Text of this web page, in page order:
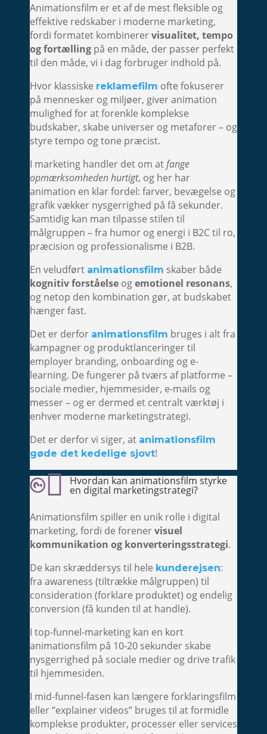
Animationsfilm er et af de mest fleksible og
effektive redskaber i moderne marketing,
fordi formatet kombinerervisualitet, tempo
og fortælling på en måde, der passer perfekt
til den måde, vi i dag forbruger indhold på.
Hvor klassiske reklamefilm ofte fokuserer
på mennesker og miljøer, giver animation
mulighed for at forenkle komplekse
budskaber, skabe universer og metaforer – og
styre tempo og tone præcist.
I marketing handler det om atfange
opmærksomheden hurtigt, og her har
animation en klar fordel: farver, bevægelse og
grafik vækker nysgerrighed på få sekunder.
Samtidig kan man tilpasse stilen til
målgruppen – fra humor og energi i B2C til ro,
præcision og professionalisme i B2B.
En veludført animationsfilm skaber både
kognitiv forståelse ogemotionel resonans,
og netop den kombination gør, at budskabet
hænger fast.
Det er derfor animationsfilm bruges i alt fra
kampagner og produktlanceringer til
employer branding, onboarding og e-
learning. De fungerer på tværs af platforme –
sociale medier, hjemmesider, e-mails og
messer – og er dermed et centralt værktøj i
enhver moderne marketingstrategi.
Det er derfor vi siger, at animationsfilm
gøde det kedelige sjovt!
 Hvordan kan animationsfilm styrke
en digital marketingstrategi?
Animationsfilm spiller en unik rolle i digital
marketing, fordi de forenervisuel
kommunikation og konverteringsstrategi.
De kan skræddersys til hele kunderejsen:
fra awareness (tiltrække målgruppen) til
consideration (forklare produktet) og endelig
conversion (få kunden til at handle).
I top-funnel-marketing kan en kort
animationsfilm på 10-20 sekunder skabe
nysgerrighed på sociale medier og drive trafik
til hjemmesiden.
I mid-funnel-fasen kan længere forklaringsfilm
eller “explainer videos” bruges til at formidle
komplekse produkter, processer eller services